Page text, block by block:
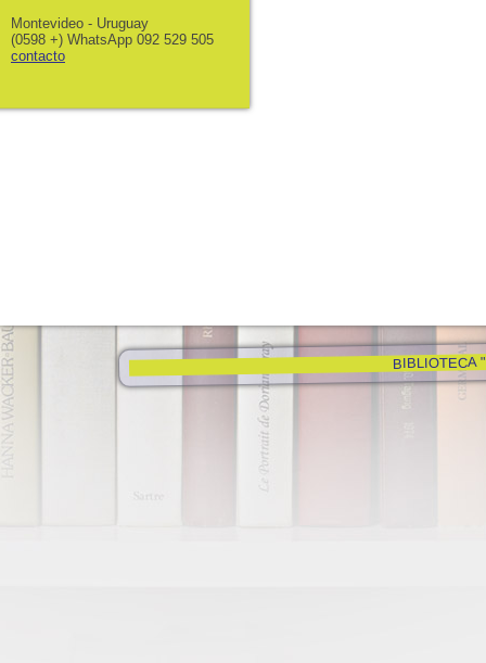
BIBLIOTECA
Montevideo - Uruguay
(0598 +) WhatsApp 092 529 505
contacto